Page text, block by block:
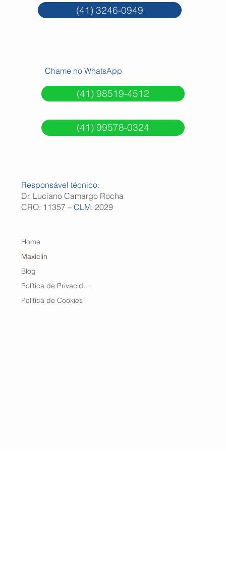
(41) 3246-0949
Chame no WhatsApp
(41) 98519-4512
(41) 99578-0324
Responsável técnico:
Dr. Luciano Camargo Rocha
CRO: 11357 –CLM: 2029
Home
Maxiclin
Blog
Política de Privacidade
Política de Cookies